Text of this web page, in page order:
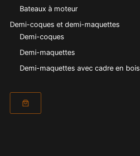
Bateaux à moteur
Demi-coques et demi-maquettes
Demi-coques
Demi-maquettes
Demi-maquettes avec cadre en bois